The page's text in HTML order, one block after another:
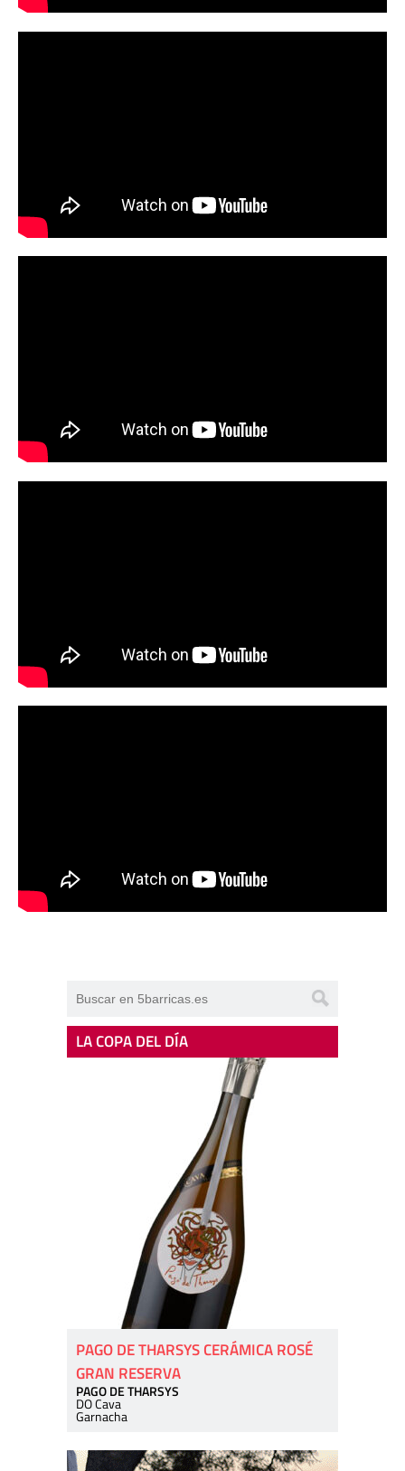
LA COPA DEL DÍA
PAGO DE THARSYS CERÁMICA ROSÉ
GRAN RESERVA
PAGO DE THARSYS
DO Cava
Garnacha